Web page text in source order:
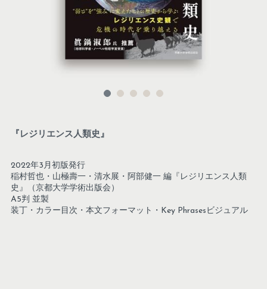
『レジリエンス人類史』
2022年3月初版発行
稲村哲也・山極壽一・清水展・阿部健一 編『レジリエンス人類
史』（京都大学学術出版会）
A5判 並製
装丁・カラー目次・本文フォーマット・Key Phrasesビジュアル